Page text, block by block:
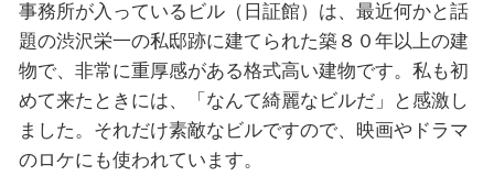
事務所が入っているビル（日証館）は、最近何かと話
題の渋沢栄一の私邸跡に建てられた築８０年以上の建
物で、非常に重厚感がある格式高い建物です。私も初
めて来たときには、「なんて綺麗なビルだ」と感激し
ました。それだけ素敵なビルですので、映画やドラマ
のロケにも使われています。